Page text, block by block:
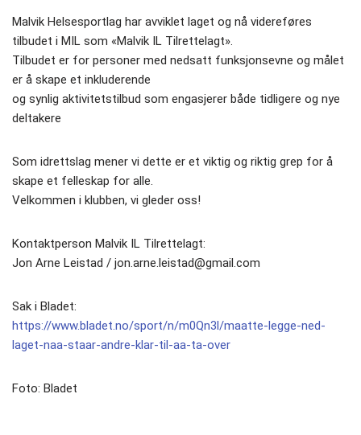
Malvik Helsesportlag har avviklet laget og nå videreføres
tilbudet i MIL som «Malvik IL Tilrettelagt».
Tilbudet er for personer med nedsatt funksjonsevne og målet
er å skape et inkluderende
og synlig aktivitetstilbud som engasjerer både tidligere og nye
deltakere
Som idrettslag mener vi dette er et viktig og riktig grep for å
skape et felleskap for alle.
Velkommen i klubben, vi gleder oss!
Kontaktperson Malvik IL Tilrettelagt:
Jon Arne Leistad / jon.arne.leistad@gmail.com
Sak i Bladet:
https://www.bladet.no/sport/n/m0Qn3l/maatte-legge-ned-
laget-naa-staar-andre-klar-til-aa-ta-over
Foto: Bladet